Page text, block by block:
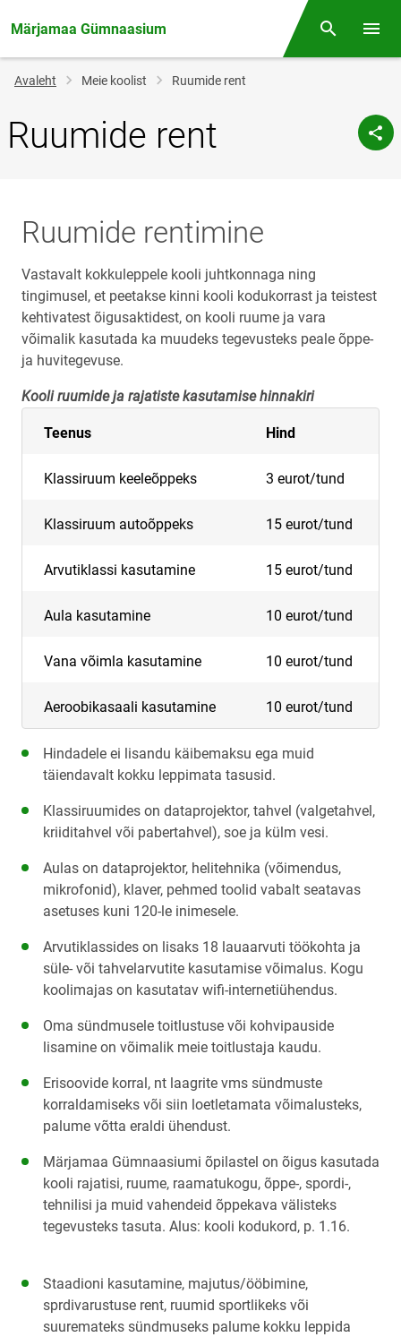
Märjamaa Gümnaasium Otsing
Jälglink
Avaleht Meie koolist Ruumide rent
Ruumide rent
Ruumide rentimine
Vastavalt kokkuleppele kooli juhtkonnaga ning
tingimusel, et peetakse kinni kooli kodukorrast ja teistest
kehtivatest õigusaktidest, on kooli ruume ja vara
võimalik kasutada ka muudeks tegevusteks peale õppe-
ja huvitegevuse.
Kooli ruumide ja rajatiste kasutamise hinnakiri
Teenus Hind
Klassiruum keeleõppeks 3 eurot/tund
Klassiruum autoõppeks 15 eurot/tund
Arvutiklassi kasutamine 15 eurot/tund
Aula kasutamine 10 eurot/tund
Vana võimla kasutamine 10 eurot/tund
Aeroobikasaali kasutamine 10 eurot/tund
Hindadele ei lisandu käibemaksu ega muid
täiendavalt kokku leppimata tasusid.
Klassiruumides on dataprojektor, tahvel (valgetahvel,
kriiditahvel või pabertahvel), soe ja külm vesi.
Aulas on dataprojektor, helitehnika (võimendus,
mikrofonid), klaver, pehmed toolid vabalt seatavas
asetuses kuni 120-le inimesele.
Arvutiklassides on lisaks 18 lauaarvuti töökohta ja
süle- või tahvelarvutite kasutamise võimalus. Kogu
koolimajas on kasutatav wifi-internetiühendus.
Oma sündmusele toitlustuse või kohvipauside
lisamine on võimalik meie toitlustaja kaudu.
Erisoovide korral, nt laagrite vms sündmuste
korraldamiseks või siin loetletamata võimalusteks,
palume võtta eraldi ühendust.
Märjamaa Gümnaasiumi õpilastel on õigus kasutada
kooli rajatisi, ruume, raamatukogu, õppe-, spordi-,
tehnilisi ja muid vahendeid õppekava välisteks
tegevusteks tasuta. Alus: kooli kodukord, p. 1.16.
Staadioni kasutamine, majutus/ööbimine,
sprdivarustuse rent, ruumid sportlikeks või
suuremateks sündmuseks palume kokku leppida